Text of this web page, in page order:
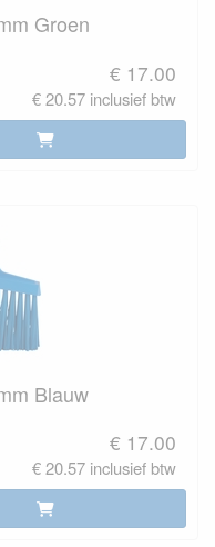
Groen
€ 17.00
€ 20.57 inclusief btw
Blauw
€ 17.00
€ 20.57 inclusief btw